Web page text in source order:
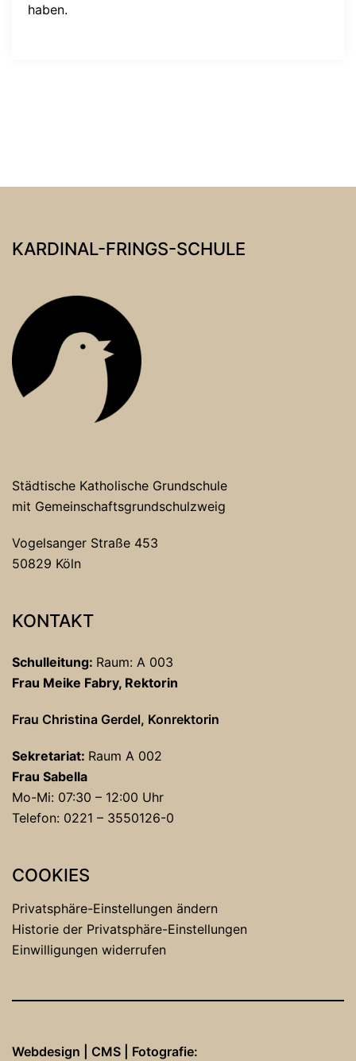
haben.
KARDINAL-FRINGS-SCHULE
Städtische Katholische Grundschule
mit Gemeinschaftsgrundschulzweig
Vogelsanger Straße 453
50829 Köln
KONTAKT
Schulleitung: Raum: A 003
Frau Meike Fabry, Rektorin
Frau Christina Gerdel, Konrektorin
Sekretariat: Raum A 002
Frau Sabella
Mo-Mi: 07:30 – 12:00 Uhr
Telefon: 0221 – 3550126-0
COOKIES
Privatsphäre-Einstellungen ändern
Historie der Privatsphäre-Einstellungen
Einwilligungen widerrufen
Webdesign | CMS | Fotografie: